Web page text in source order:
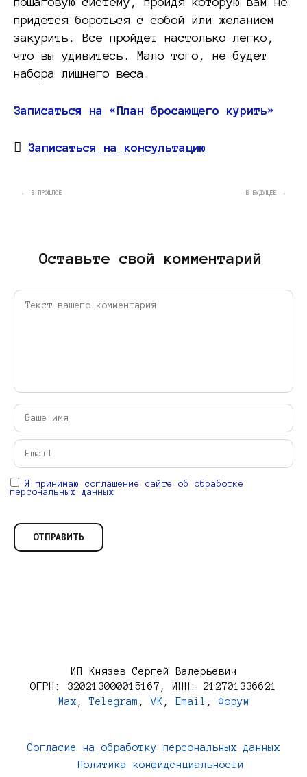
придется бороться с собой или желанием
закурить. Все пройдет настолько легко,
что вы удивитесь. Мало того, не будет
набора лишнего веса.
Записаться на «План бросающего курить»
Записаться на консультацию
← В ПРОШЛОЕ В БУДУЩЕЕ →
Оставьте свой комментарий
Я принимаю соглашение сайте об обработке
персональных данных
ИП Князев Сергей Валерьевич
ОГРН: 320213000015167, ИНН: 212701336621
Max ,Telegram ,VK , Email , Форум
Согласие на обработку персональных данных
Политика конфиденциальности